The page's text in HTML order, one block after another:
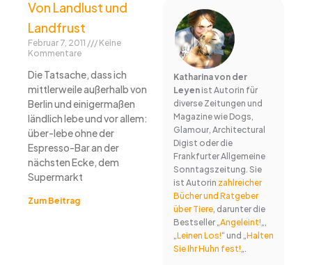
Von Landlust und
Landfrust
Februar 7, 2011
Keine
Kommentare
Die Tatsache, dass ich
mittlerweile außerhalb von
Berlin und einigermaßen
ländlich lebe und vor allem:
über-lebe ohne der
Espresso-Bar an der
nächsten Ecke, dem
Supermarkt
Zum Beitrag
Katharina von der
Leyenist Autorin für
diverse Zeitungen und
Magazine wie Dogs,
Glamour, Architectural
Digist oder die
Frankfurter Allgemeine
Sonntagszeitung. Sie
ist Autorin zahlreicher
Bücher und Ratgeber
über Tiere, darunter die
Bestseller „ Angeleint!
Leinen Los!“ und „ Halten
Sie Ihr Huhn fest!